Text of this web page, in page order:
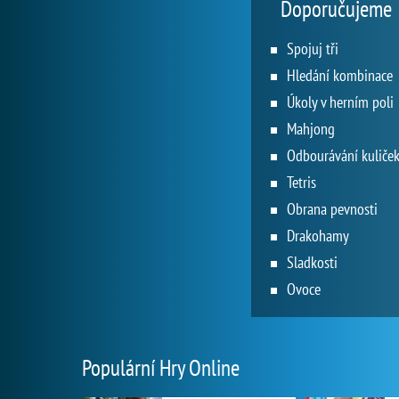
Doporučujeme
Spojuj tři
Hledání kombinace
Úkoly v herním poli
Mahjong
Odbourávání kuliček
Tetris
Obrana pevnosti
Drakohamy
Sladkosti
Ovoce
Populární Hry Online